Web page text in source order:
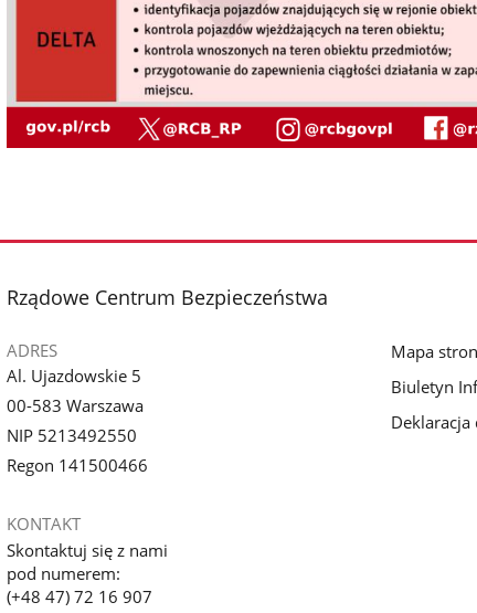
stopka
Rządowe Centrum Bezpieczeństwa
ADRES
Al. Ujazdowskie 5
00-583 Warszawa
NIP 5213492550
Regon 141500466
KONTAKT
Skontaktuj się z nami
pod numerem:
(+48 47) 72 16 907
Mapa
Biuletyn
Deklaracja